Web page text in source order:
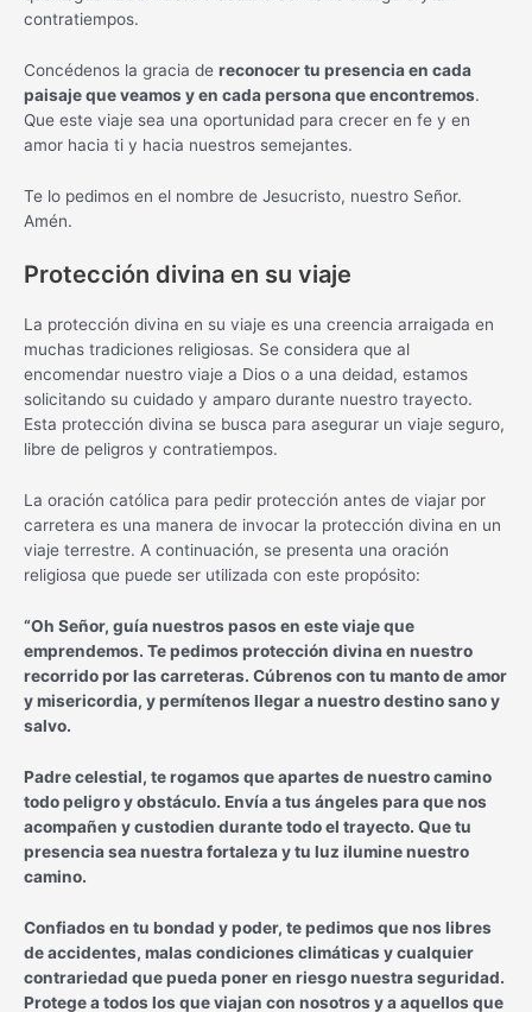
contratiempos.
Concédenos la gracia de reconocer tu presencia en cada
paisaje que veamos y en cada persona que encontremos.
Que este viaje sea una oportunidad para crecer en fe y en
amor hacia ti y hacia nuestros semejantes.
Te lo pedimos en el nombre de Jesucristo, nuestro Señor.
Amén.
Protección divina en su viaje
La protección divina en su viaje es una creencia arraigada en
muchas tradiciones religiosas. Se considera que al
encomendar nuestro viaje a Dios o a una deidad, estamos
solicitando su cuidado y amparo durante nuestro trayecto.
Esta protección divina se busca para asegurar un viaje seguro,
libre de peligros y contratiempos.
La oración católica para pedir protección antes de viajar por
carretera es una manera de invocar la protección divina en un
viaje terrestre. A continuación, se presenta una oración
religiosa que puede ser utilizada con este propósito:
“Oh Señor, guía nuestros pasos en este viaje que
emprendemos. Te pedimos protección divina en nuestro
recorrido por las carreteras. Cúbrenos con tu manto de amor
y misericordia, y permítenos llegar a nuestro destino sano y
salvo.
Padre celestial, te rogamos que apartes de nuestro camino
todo peligro y obstáculo. Envía a tus ángeles para que nos
acompañen y custodien durante todo el trayecto. Que tu
presencia sea nuestra fortaleza y tu luz ilumine nuestro
camino.
Confiados en tu bondad y poder, te pedimos que nos libres
de accidentes, malas condiciones climáticas y cualquier
contrariedad que pueda poner en riesgo nuestra seguridad.
Protege a todos los que viajan con nosotros y a aquellos que